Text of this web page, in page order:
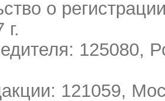
о
125080,
121059,